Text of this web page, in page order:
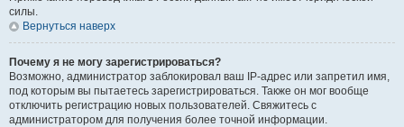
силы.
Вернуться наверх
Почему я не могу зарегистрироваться?
Возможно, администратор заблокировал ваш IP-адрес или запретил имя,
под которым вы пытаетесь зарегистрироваться. Также он мог вообще
отключить регистрацию новых пользователей. Свяжитесь с
администратором для получения более точной информации.